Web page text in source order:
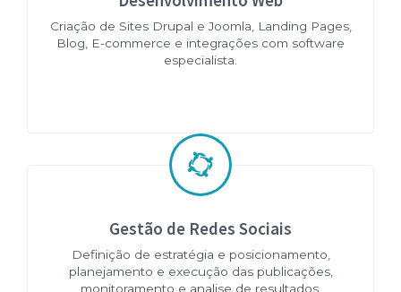
Criação de Sites Drupal e Joomla, Landing Pages,
Blog, E-commerce e integrações com software
especialista.
Gestão de Redes Sociais
Definição de estratégia e posicionamento,
planejamento e execução das publicações,
monitoramento e analise de resultados.